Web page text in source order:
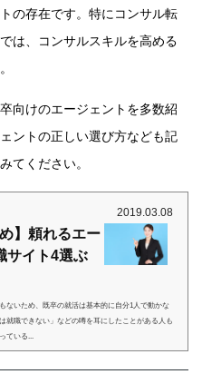
の存在です。特にコンサル転
は、コンサルスキルを高める
向けのエージェントを多数紹
ントの正しい選び方なども記
てください。
2019.03.08
】頼れるエー
サイト4選ぶ
ないため、既卒の就活は基本的に自分1人で動かな
就職できない」などの噂を耳にしたことがある人も
ている...